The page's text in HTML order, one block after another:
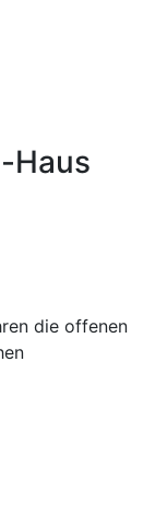
Haus
die offenen